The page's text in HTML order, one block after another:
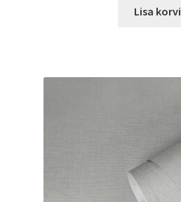
Lisa korvi